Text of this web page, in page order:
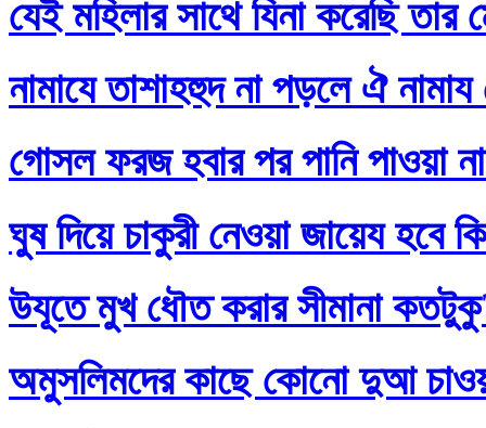
যেই মহিলার সাথে যিনা করেছি তার
নামাযে তাশাহহুদ না পড়লে ঐ
গোসল ফরজ হবার পর পানি পাওয়া
ঘুষ দিয়ে চাকুরী নেওয়া জায়েয হবে
উযূতে মুখ ধৌত করার সীমানা
অমুসলিমদের কাছে কোনো দুআ